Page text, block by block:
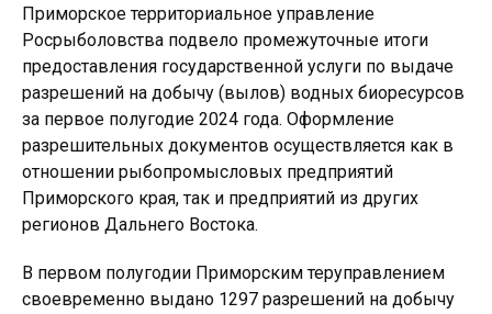
Приморское территориальное управление
Росрыболовства подвело промежуточные итоги
предоставления государственной услуги по выдаче
разрешений на добычу (вылов) водных биоресурсов
за первое полугодие 2024 года. Оформление
разрешительных документов осуществляется как в
отношении рыбопромысловых предприятий
Приморского края, так и предприятий из других
регионов Дальнего Востока.
В первом полугодии Приморским теруправлением
своевременно выдано 1297 разрешений на добычу